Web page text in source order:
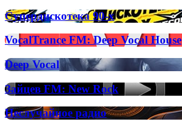
on
Radio
Супердискотека
90-
х
Супердискотека 90-х
VocalTrance
FM:
Deep
Vocal
House
VocalTrance FM: Deep Vocal House
Deep
Vocal
Deep Vocal
Зайцев
FM:
New
Rock
Зайцев FM: New Rock
Неслучайное
радио
Неслучайное радио